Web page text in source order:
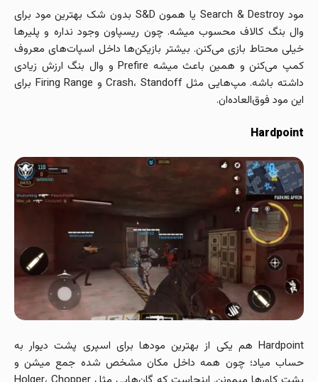
مود Search & Destroy یا همون S&D بدون شک بهترین مود برای
وال بنگ کالاف محسوب میشه. چون ریسپاون وجود نداره و پلیرها
خیلی محتاط بازی می‌کنن. بیشتر بازیکن‌ها داخل اسپات‌های معروف
کمپ می‌کنن و همین باعث میشه Prefire و وال بنگ ارزش زیادی
داشته باشه. مپ‌هایی مثل Crash، Standoff و Firing Range برای
این مود فوق‌العاده‌ان.
Hardpoint
Hardpoint هم یکی از بهترین مودها برای اسپری پشت دیوار به
حساب میاد؛ چون همه داخل مکان مشخص شده جمع میشن و